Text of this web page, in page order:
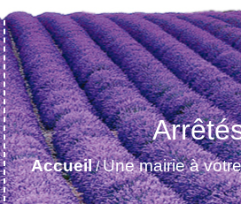
Accueil/Une mairie à